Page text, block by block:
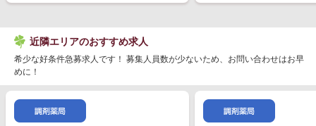
近隣エリアのおすすめ求人
希少な好条件急募求人です！ 募集人員数が少ないため、お問い合わせはお早
めに！